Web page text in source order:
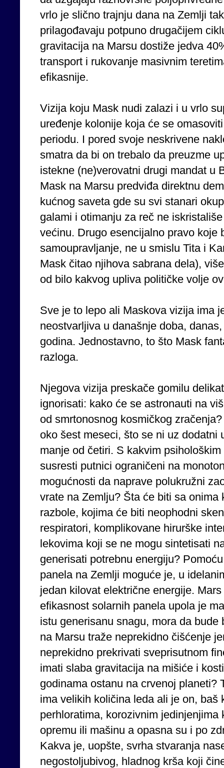
vrlo je slično trajnju dana na Zemlji
prilagođavaju potpuno drugačijem
gravitacija na Marsu dostiže jedva
transport i rukovanje masivnim
efikasnije.
Vizija koju Mask nudi zalazi i u vrlo
uređenje kolonije koja će se
periodu. I pored svoje neskrivene
smatra da bi on trebalo da preuzme
istekne (ne)verovatni drugi mandat u
Mask na Marsu predviđa direktnu
kućnog saveta gde su svi stanari
galami i otimanju za reč ne
većinu. Drugo esencijalno pravo koje
samoupravljanje, ne u smislu Tita i
Mask čitao njihova sabrana dela),
od bilo kakvog upliva političke volje
Sve je to lepo ali Maskova vizija ima
neostvarljiva u današnje doba,
godina. Jednostavno, to što Mask
razloga.
Njegova vizija preskače gomilu
ignorisati: kako će se astronauti na
od smrtonosnog kosmičkog
oko šest meseci, što se ni uz dodatni
manje od četiri. S kakvim
susresti putnici ograničeni na
mogućnosti da naprave polukružni
vrate na Zemlju? Šta će biti sa
razbole, kojima će biti neophodni
respiratori, komplikovane hirurške
lekovima koji se ne mogu sintetisati
generisati potrebnu energiju?
panela na Zemlji moguće je, u
jedan kilovat električne energije.
efikasnost solarnih panela upola je
istu generisanu snagu, mora da
na Marsu traže neprekidno čišćenje
neprekidno prekrivati sveprisutnom
imati slaba gravitacija na mišiće i
godinama ostanu na crvenoj planeti?
ima velikih količina leda ali je on, baš
perhloratima, korozivnim jedinjenjima
opremu ili mašinu a opasna su i po
Kakva je, uopšte, svrha stvaranja
negostoljubivog, hladnog krša koji